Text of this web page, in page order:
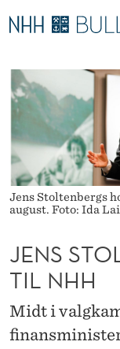
J
E
N
S
T
O
L
E
N
B
O
V
E
D
M
E
N
Ø
K
I
N
T
S
T
E
D
E
T
Stipendiater og
Disputaser
Ekspertutvalg
Om Bulletin
Jens Stoltenbergs
august. Foto: Ida
JENS
TIL NHH
Midt i